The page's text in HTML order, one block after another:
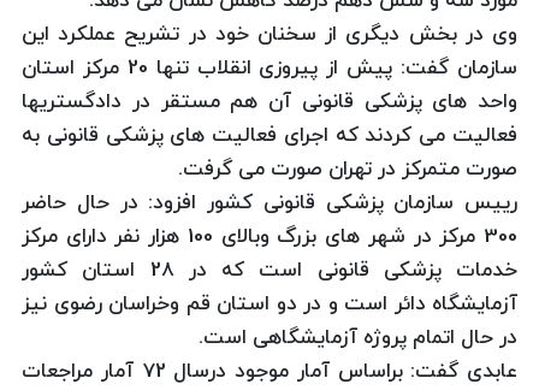
وی در بخش دیگری از سخنان خود در تشریح عملکرد این
سازمان گفت: پیش از پیروزی انقلاب تنها 20 مرکز استان
واحد های پزشکی قانونی آن هم مستقر در دادگستریها
فعالیت می کردند که اجرای فعالیت های پزشکی قانونی به
صورت متمرکز در تهران صورت می گرفت.
رییس سازمان پزشکی قانونی کشور افزود: در حال حاضر
300 مرکز در شهر های بزرگ وبالای 100 هزار نفر دارای مرکز
خدمات پزشکی قانونی است که در 28 استان کشور
آزمایشگاه دائر است و در دو استان قم وخراسان رضوی نیز
در حال اتمام پروژه آزمایشگاهی است.
عابدی گفت: براساس آمار موجود درسال 72 آمار مراجعات